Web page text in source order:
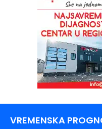
VREMENSKA